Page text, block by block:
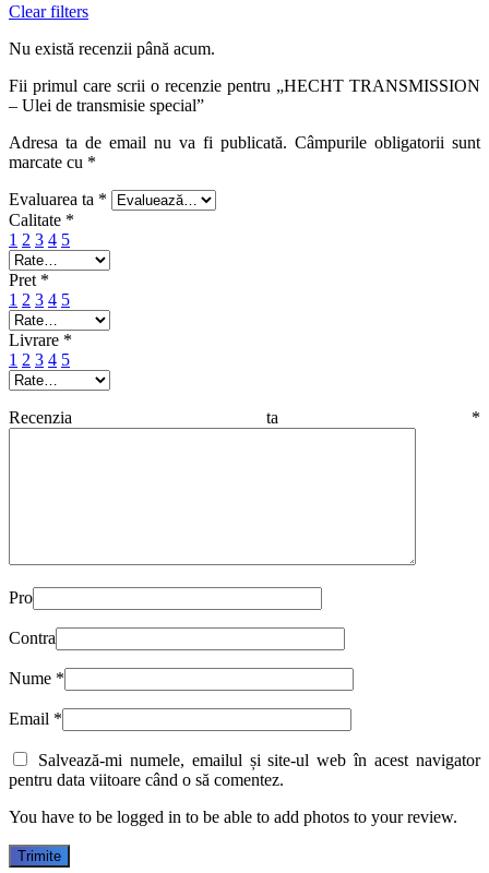
Clear filters
Nu există recenzii până acum.
Fii primul care scrii o recenzie pentru „HECHT TRANSMISSION
– Ulei de transmisie special”
Adresa ta de email nu va fi publicată. Câmpurile obligatorii sunt
marcate cu *
Evaluarea ta *
Calitate *
1 2 3 4 5
Pret *
1 2 3 4 5
Livrare *
1 2 3 4 5
Recenzia ta *
Pro
Contra
Nume *
Email *
Salvează-mi numele, emailul și site-ul web în acest navigator
pentru data viitoare când o să comentez.
You have to be logged in to be able to add photos to your review.